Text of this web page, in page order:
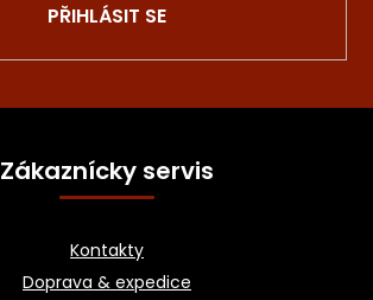
PŘIHLÁSIT SE
Zákaznícky servis
Kontakty
Doprava & expedice